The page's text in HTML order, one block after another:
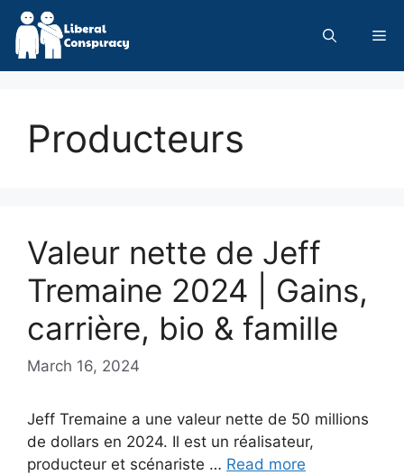
Skip
content
Producteurs
Valeur nette de Jeff
Tremaine 2024 | Gains,
carrière, bio & famille
March 16, 2024
Jeff Tremaine a une valeur nette de 50 millions
de dollars en 2024. Il est un réalisateur,
producteur et scénariste … Read more